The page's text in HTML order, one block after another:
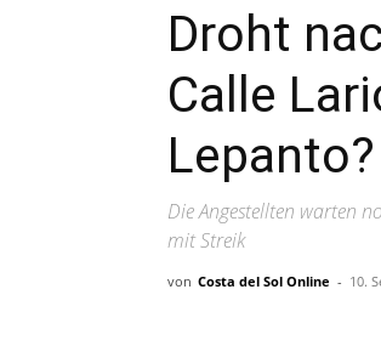
Droht
Calle
Lepanto?
Die Angestellten warten
mit Streik
von Costa del Sol Online - 10.